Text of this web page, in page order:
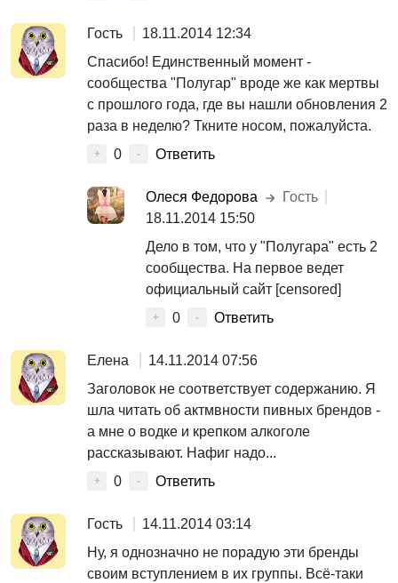
Гость
18.11.2014 12:34
Спасибо! Единственный момент -
сообщества "Полугар" вроде же как мертвы
с прошлого года, где вы нашли обновления 2
раза в неделю? Ткните носом, пожалуйста.
+ 0 - Ответить
Олеся Федорова
Гость
18.11.2014 15:50
Дело в том, что у "Полугара" есть 2
сообщества. На первое ведет
официальный сайт [censored]
+ 0 - Ответить
Елена
14.11.2014 07:56
Заголовок не соответствует содержанию. Я
шла читать об актмвности пивных брендов -
а мне о водке и крепком алкоголе
рассказывают. Нафиг надо...
+ 0 - Ответить
Гость
14.11.2014 03:14
Ну, я однозначно не порадую эти бренды
своим вступлением в их группы. Всё-таки